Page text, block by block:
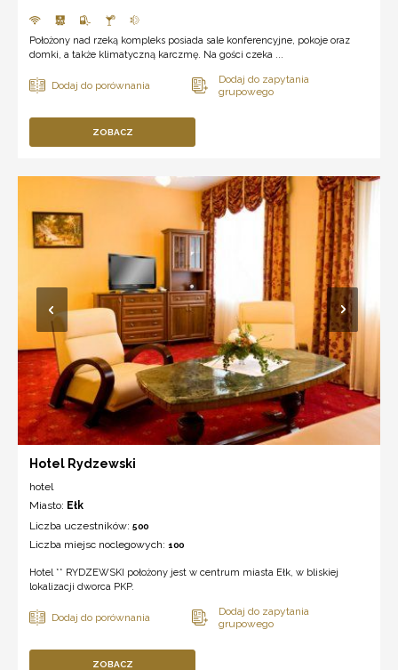
Położony nad rzeką kompleks posiada sale konferencyjne, pokoje oraz
domki, a także klimatyczną karczmę. Na gości czeka ...
ZOBACZ
Hotel Rydzewski
hotel
Miasto: Ełk
Liczba uczestników: 500
Liczba miejsc noclegowych: 100
Hotel ** RYDZEWSKI położony jest w centrum miasta Ełk, w bliskiej
lokalizacji dworca PKP.
ZOBACZ